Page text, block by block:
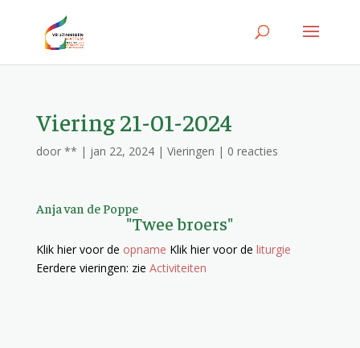
Viering 21-01-2024
door ** | jan 22, 2024| Vieringen | 0 reacties
Anja van de Poppe
"Twee broers"
Klik hier voor de opname Klik hier voor de liturgie
Eerdere vieringen: zie Activiteiten